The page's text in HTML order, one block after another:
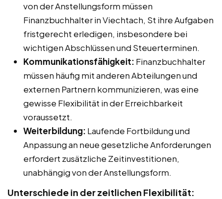
von der Anstellungsform müssen
Finanzbuchhalter in Viechtach, St ihre Aufgaben
fristgerecht erledigen, insbesondere bei
wichtigen Abschlüssen und Steuerterminen.
Kommunikationsfähigkeit: Finanzbuchhalter
müssen häufig mit anderen Abteilungen und
externen Partnern kommunizieren, was eine
gewisse Flexibilität in der Erreichbarkeit
voraussetzt.
Weiterbildung: Laufende Fortbildung und
Anpassung an neue gesetzliche Anforderungen
erfordert zusätzliche Zeitinvestitionen,
unabhängig von der Anstellungsform.
Unterschiede in der zeitlichen Flexibilität: